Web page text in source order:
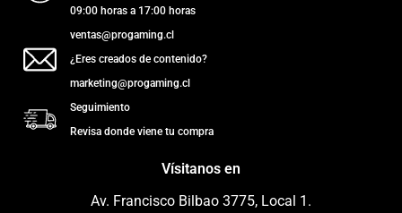
09:00 horas a 17:00 horas
ventas@progaming.cl
¿Eres creados de contenido?
marketing@progaming.cl
Seguimiento
Revisa donde viene tu compra
Vísitanos en
Av. Francisco Bilbao 3775, Local 1.